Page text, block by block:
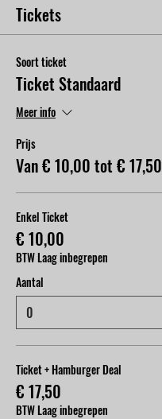
Tickets
Soort ticket
Ticket Standaard
Meer info
Prijs
Van € 10,00 tot € 17,50
Enkel Ticket
€ 10,00
BTW Laag inbegrepen
Aantal
Ticket + Hamburger Deal
€ 17,50
BTW Laag inbegrepen